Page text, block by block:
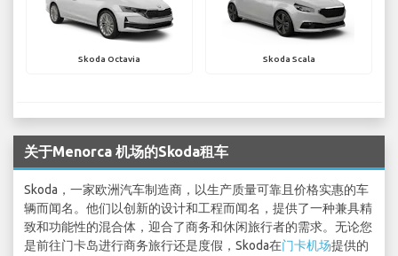
Skoda Octavia Skoda Scala
关于Menorca 机场的Skoda租车
Skoda，一家欧洲汽车制造商，以生产质量可靠且价格实惠的车
辆而闻名。他们以创新的设计和工程而闻名，提供了一种兼具精
致和功能性的混合体，迎合了商务和休闲旅行者的需求。无论您
是前往门卡岛进行商务旅行还是度假，Skoda在门卡机场提供的